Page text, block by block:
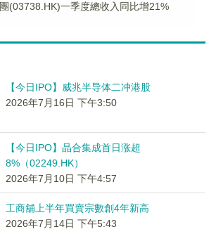
(03738.HK)一季度總收入同比增21%
【今日IPO】威兆半导体二冲港股
2026年7月16日 下午3:50
【今日IPO】晶合集成首日涨超
8%（02249.HK）
2026年7月10日 下午4:57
工商舖上半年買賣宗數創4年新高
2026年7月14日 下午5:43